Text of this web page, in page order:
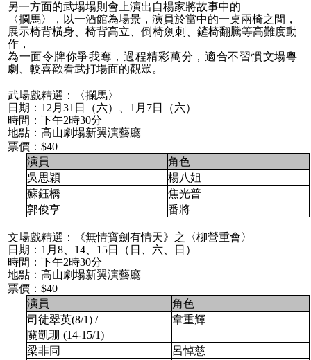
另一方面的武場場則會上演出自楊家將故事中的
〈攔馬〉，以一酒館為場景，演員於當中的一桌兩椅之間，
展示椅背橫身、椅背高立、倒椅劍刺、鏟椅翻騰等高難度動
作，
為一面令牌你爭我奪，過程精彩萬分，適合不習慣文場粵
劇、較喜歡看武打場面的觀眾。
武場戲精選： 〈攔馬〉
日期： 12 月 31 日（六）、 1 月 7日（六）
時間：下午2時30分
地點： 高山劇場新翼演藝廳
票價： $40
演員
角色
吳思穎
楊八姐
蘇鈺橋
焦光普
郭俊亨
番將
文場戲精選：《無情寶劍有情天》之〈柳營重會〉
日期： 1 月 8 14 15日（日、六、日）
時間：下午2時30分
地點： 高山劇場新翼演藝廳
票價： $40
演員
角色
司徒翠英(8/1) /
關凱珊 (14-15/1)
韋重輝
梁非同
呂悼慈